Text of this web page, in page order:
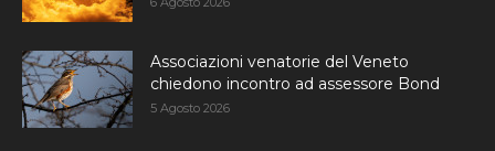
Associazioni venatorie del Veneto
chiedono incontro ad assessore Bond
5 Agosto 2026